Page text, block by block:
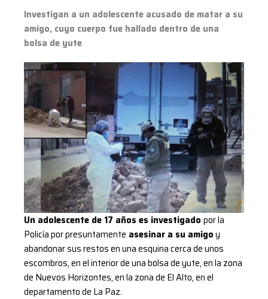
Investigan a un adolescente acusado de matar a su
amigo, cuyo cuerpo fue hallado dentro de una
bolsa de yute
Un adolescente de 17 años es investigado por la
Policía por presuntamente asesinar a su amigoy
abandonar sus restos en una esquina cerca de unos
escombros, en el interior de una bolsa de yute, en la zona
de Nuevos Horizontes, en la zona de El Alto, en el
departamento de La Paz.
hallado
dentro
bolsa
yute